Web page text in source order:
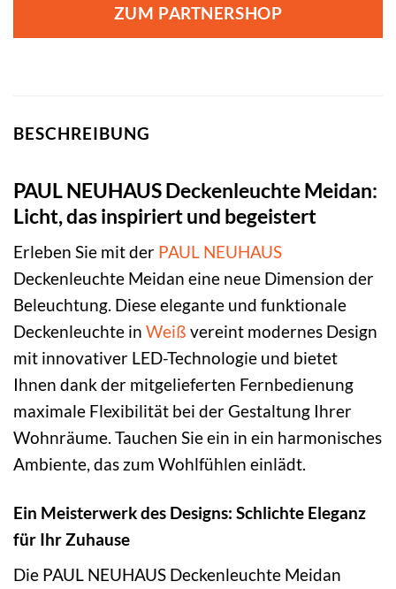
ZUM PARTNERSHOP
BESCHREIBUNG
PAUL NEUHAUS Deckenleuchte Meidan:
Licht, das inspiriert und begeistert
Erleben Sie mit der PAUL NEUHAUS
Deckenleuchte Meidan eine neue Dimension der
Beleuchtung. Diese elegante und funktionale
Deckenleuchte in Weiß vereint modernes Design
mit innovativer LED-Technologie und bietet
Ihnen dank der mitgelieferten Fernbedienung
maximale Flexibilität bei der Gestaltung Ihrer
Wohnräume. Tauchen Sie ein in ein harmonisches
Ambiente, das zum Wohlfühlen einlädt.
Ein Meisterwerk des Designs: Schlichte Eleganz
für Ihr Zuhause
Die PAUL NEUHAUS Deckenleuchte Meidan